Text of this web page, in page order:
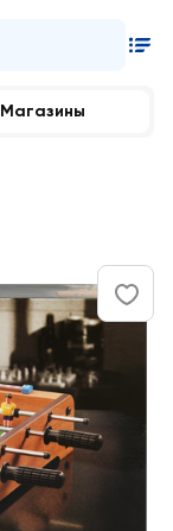
Магазины